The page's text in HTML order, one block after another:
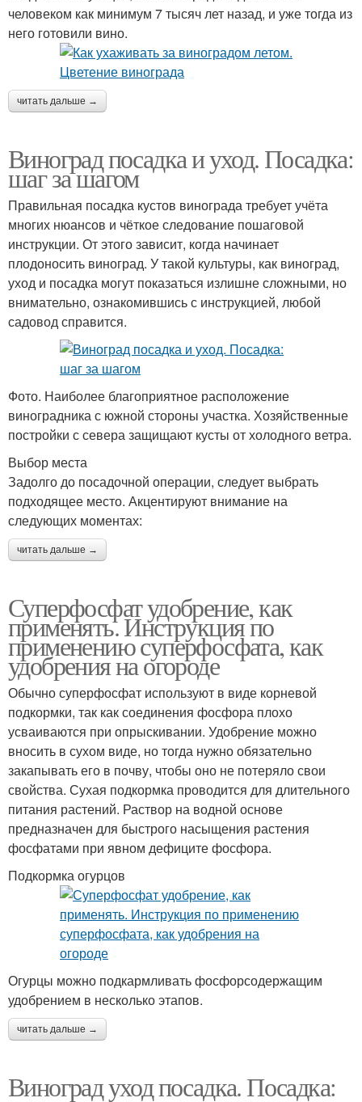
человеком как минимум 7 тысяч лет назад, и уже тогда из
него готовили вино.
читать дальше →
Виноград посадка и уход. Посадка:
шаг за шагом
Правильная посадка кустов винограда требует учёта
многих нюансов и чёткое следование пошаговой
инструкции. От этого зависит, когда начинает
плодоносить виноград. У такой культуры, как виноград,
уход и посадка могут показаться излишне сложными, но
внимательно, ознакомившись с инструкцией, любой
садовод справится.
Фото. Наиболее благоприятное расположение
виноградника с южной стороны участка. Хозяйственные
постройки с севера защищают кусты от холодного ветра.
Выбор места
Задолго до посадочной операции, следует выбрать
подходящее место. Акцентируют внимание на
следующих моментах:
читать дальше →
Суперфосфат удобрение, как
применять. Инструкция по
применению суперфосфата, как
удобрения на огороде
Обычно суперфосфат используют в виде корневой
подкормки, так как соединения фосфора плохо
усваиваются при опрыскивании. Удобрение можно
вносить в сухом виде, но тогда нужно обязательно
закапывать его в почву, чтобы оно не потеряло свои
свойства. Сухая подкормка проводится для длительного
питания растений. Раствор на водной основе
предназначен для быстрого насыщения растения
фосфатами при явном дефиците фосфора.
Подкормка огурцов
Огурцы можно подкармливать фосфорсодержащим
удобрением в несколько этапов.
читать дальше →
Виноград уход посадка. Посадка: